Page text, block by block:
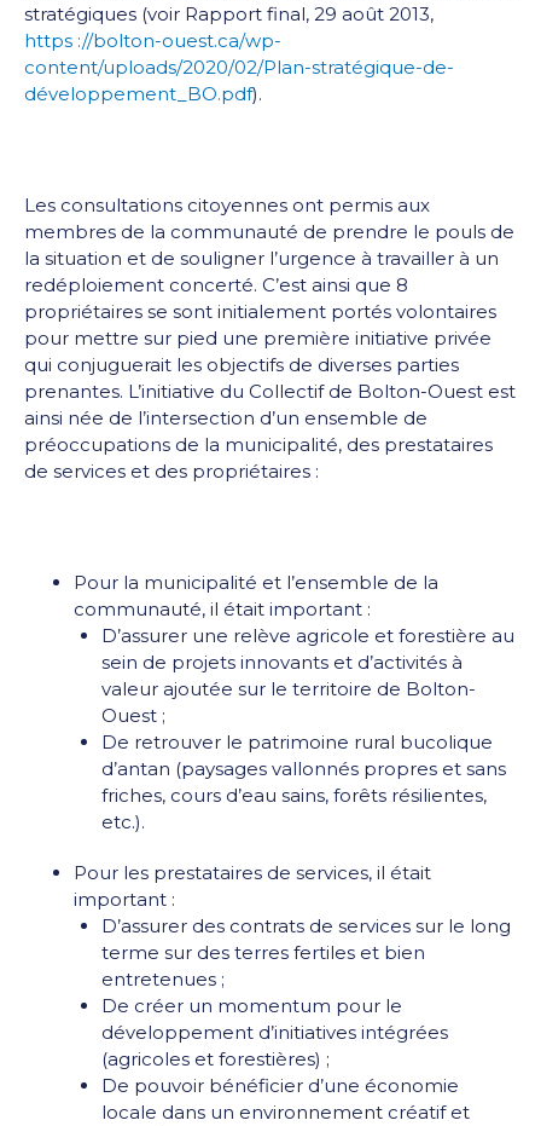
stratégiques (voir Rapport final, 29 août 2013,
https ://bolton-ouest.ca/wp-
content/uploads/2020/02/Plan-stratégique-de-
développement_BO.pdf).
Les consultations citoyennes ont permis aux
membres de la communauté de prendre le pouls de
la situation et de souligner l’urgence à travailler à un
redéploiement concerté. C’est ainsi que 8
propriétaires se sont initialement portés volontaires
pour mettre sur pied une première initiative privée
qui conjuguerait les objectifs de diverses parties
prenantes. L’initiative du Collectif de Bolton-Ouest est
ainsi née de l’intersection d’un ensemble de
préoccupations de la municipalité, des prestataires
de services et des propriétaires :
Pour la municipalité et l’ensemble de la
communauté, il était important :
D’assurer une relève agricole et forestière au
sein de projets innovants et d’activités à
valeur ajoutée sur le territoire de Bolton-
Ouest ;
De retrouver le patrimoine rural bucolique
d’antan (paysages vallonnés propres et sans
friches, cours d’eau sains, forêts résilientes,
etc.).
Pour les prestataires de services, il était
important :
D’assurer des contrats de services sur le long
terme sur des terres fertiles et bien
entretenues ;
De créer un momentum pour le
développement d’initiatives intégrées
(agricoles et forestières) ;
De pouvoir bénéficier d’une économie
locale dans un environnement créatif et